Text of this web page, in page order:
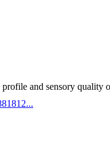
and sensory quality